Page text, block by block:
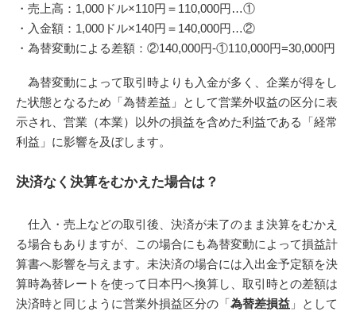
・売上高：1,000ドル×110円＝110,000円…①
・入金額：1,000ドル×140円＝140,000円…②
・為替変動による差額：②140,000円-①110,000円=30,000円
為替変動によって取引時よりも入金が多く、企業が得をし
た状態となるため「為替差益」として営業外収益の区分に表
示され、営業（本業）以外の損益を含めた利益である「経常
利益」に影響を及ぼします。
決済なく決算をむかえた場合は？
仕入・売上などの取引後、決済が未了のまま決算をむかえ
る場合もありますが、この場合にも為替変動によって損益計
算書へ影響を与えます。未決済の場合には入出金予定額を決
算時為替レートを使って日本円へ換算し、取引時との差額は
決済時と同じように営業外損益区分の「為替差損益 」として